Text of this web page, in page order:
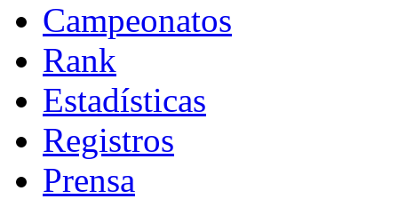
Campeonatos
Rank
Estadísticas
Registros
Prensa